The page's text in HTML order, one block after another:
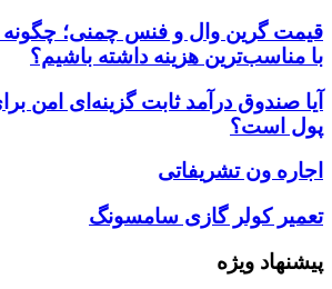
قیمت گرین وال و فنس چمنی؛ چگونه
با مناسب‌ترین هزینه داشته باشیم؟
آیا صندوق درآمد ثابت گزینه‌ای امن
پول است؟
اجاره ون تشریفاتی
تعمیر کولر گازی سامسونگ
پیشنهاد ویژه